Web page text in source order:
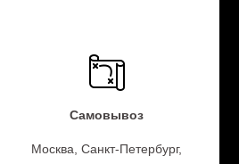
Самовывоз
Москва, Санкт-Петербург,